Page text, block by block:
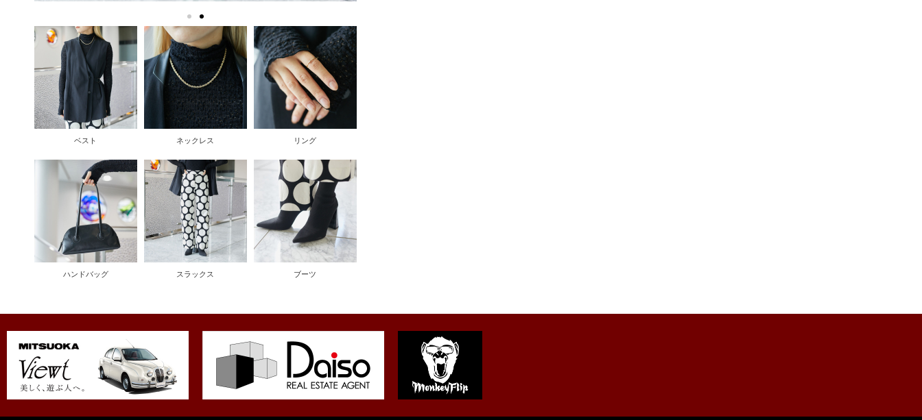
ベスト ネックレス リング
ハンドバッグ スラックス ブーツ